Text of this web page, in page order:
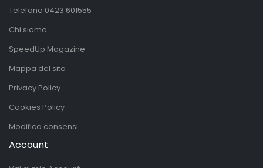
Telefono 0423.601555
Chi siamo
SpeedUp Magazine
Mappa del sito
Privacy Policy
Cookies Policy
Modifica consensi
Account